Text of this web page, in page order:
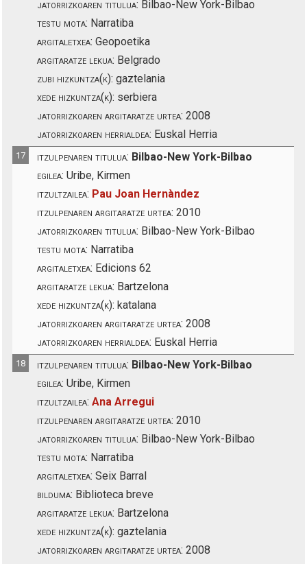
jatorrizkoaren titulua: Bilbao-New York-Bilbao
testu mota: Narratiba
argitaletxea: Geopoetika
argitaratze lekua: Belgrado
zubi hizkuntza(k): gaztelania
xede hizkuntza(k): serbiera
jatorrizkoaren argitaratze urtea: 2008
jatorrizkoaren herrialdea: Euskal Herria
17 itzulpenaren titulua: Bilbao-New York-Bilbao
egilea: Uribe, Kirmen
itzultzailea: Pau Joan Hernàndez
itzulpenaren argitaratze urtea: 2010
jatorrizkoaren titulua: Bilbao-New York-Bilbao
testu mota: Narratiba
argitaletxea: Edicions 62
argitaratze lekua: Bartzelona
xede hizkuntza(k): katalana
jatorrizkoaren argitaratze urtea: 2008
jatorrizkoaren herrialdea: Euskal Herria
18 itzulpenaren titulua: Bilbao-New York-Bilbao
egilea: Uribe, Kirmen
itzultzailea: Ana Arregui
itzulpenaren argitaratze urtea: 2010
jatorrizkoaren titulua: Bilbao-New York-Bilbao
testu mota: Narratiba
argitaletxea: Seix Barral
bilduma: Biblioteca breve
argitaratze lekua: Bartzelona
xede hizkuntza(k): gaztelania
jatorrizkoaren argitaratze urtea: 2008